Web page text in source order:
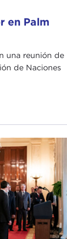
en Palm
una reunión de
de Naciones